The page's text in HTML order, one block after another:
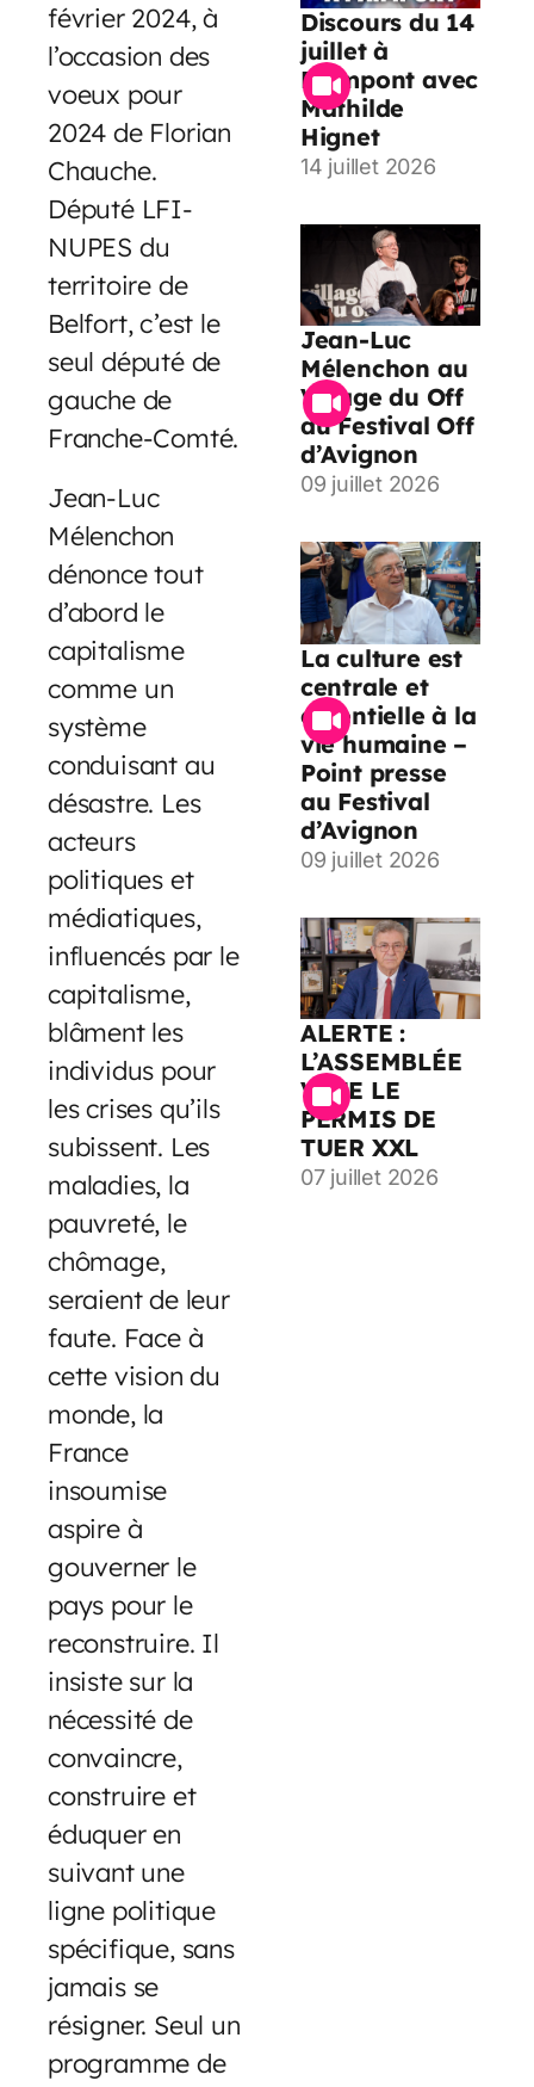
février 2024, à
l’occasion des
voeux pour
2024 de Florian
Chauche.
Député LFI-
NUPES du
territoire de
Belfort, c’est le
seul député de
gauche de
Franche-Comté.
Jean-Luc
Mélenchon
dénonce tout
d’abord le
capitalisme
comme un
système
conduisant au
désastre. Les
acteurs
politiques et
médiatiques,
influencés par le
capitalisme,
blâment les
individus pour
les crises qu’ils
subissent. Les
maladies, la
pauvreté, le
chômage,
seraient de leur
faute. Face à
cette vision du
monde, la
France
insoumise
aspire à
gouverner le
pays pour le
reconstruire. Il
insiste sur la
nécessité de
convaincre,
construire et
éduquer en
suivant une
ligne politique
spécifique, sans
jamais se
résigner. Seul un
programme de
Discours du 14
juillet à
Paimpont avec
Mathilde
Hignet
14 juillet 2026
Jean-Luc
Mélenchon au
Village du Off
du Festival Off
d’Avignon
09 juillet 2026
La culture est
centrale et
essentielle à la
vie humaine –
Point presse
au Festival
d’Avignon
09 juillet 2026
ALERTE :
L’ASSEMBLÉE
VOTE LE
PERMIS DE
TUER XXL
07 juillet 2026